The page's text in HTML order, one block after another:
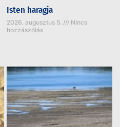
Isten haragja
2026. augusztus 5.
Nincs
hozzászólás